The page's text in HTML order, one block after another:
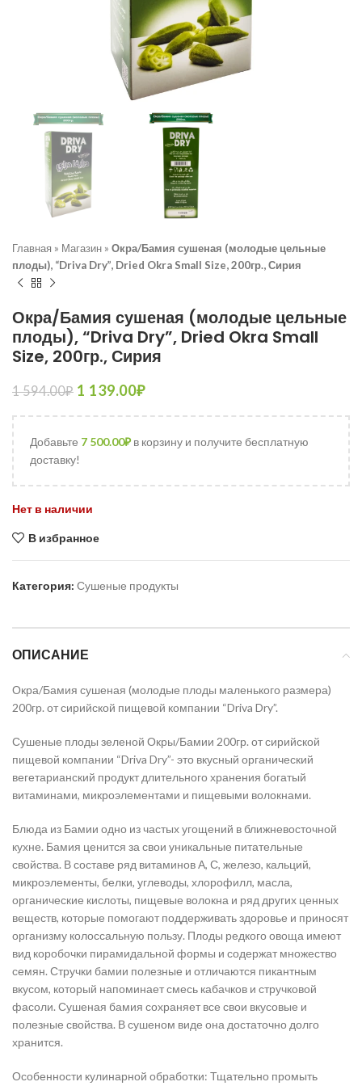
Главная » Магазин » Окра/Бамия сушеная (молодые цельные
плоды), “Driva Dry”, Dried Okra Small Size, 200гр., Сирия
Окра/Бамия сушеная (молодые цельные
плоды), “Driva Dry”, Dried Okra Small
Size, 200гр., Сирия
1 594.00₽ 1 139.00₽
Добавьте 7 500.00₽в корзину и получите бесплатную
доставку!
Нет в наличии
В избранное
Категория: Сушеные продукты
ОПИСАНИЕ
Окра/Бамия сушеная (молодые плоды маленького размера)
200гр. от сирийской пищевой компании “Driva Dry”.
Сушеные плоды зеленой Окры/Бамии 200гр. от сирийской
пищевой компании “Driva Dry”- это вкусный органический
вегетарианский продукт длительного хранения богатый
витаминами, микроэлементами и пищевыми волокнами.
Блюда из Бамии одно из частых угощений в ближневосточной
кухне. Бамия ценится за свои уникальные питательные
свойства. В составе ряд витаминов А, С, железо, кальций,
микроэлементы, белки, углеводы, хлорофилл, масла,
органические кислоты, пищевые волокна и ряд других ценных
веществ, которые помогают поддерживать здоровье и приносят
организму колоссальную пользу. Плоды редкого овоща имеют
вид коробочки пирамидальной формы и содержат множество
семян. Стручки бамии полезные и отличаются пикантным
вкусом, который напоминает смесь кабачков и стручковой
фасоли. Сушеная бамия сохраняет все свои вкусовые и
полезные свойства. В сушеном виде она достаточно долго
хранится.
Особенности кулинарной обработки: Тщательно промыть